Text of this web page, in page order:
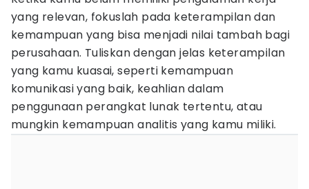
yang relevan, fokuslah pada keterampilan dan
kemampuan yang bisa menjadi nilai tambah bagi
perusahaan. Tuliskan dengan jelas keterampilan
yang kamu kuasai, seperti kemampuan
komunikasi yang baik, keahlian dalam
penggunaan perangkat lunak tertentu, atau
mungkin kemampuan analitis yang kamu miliki.